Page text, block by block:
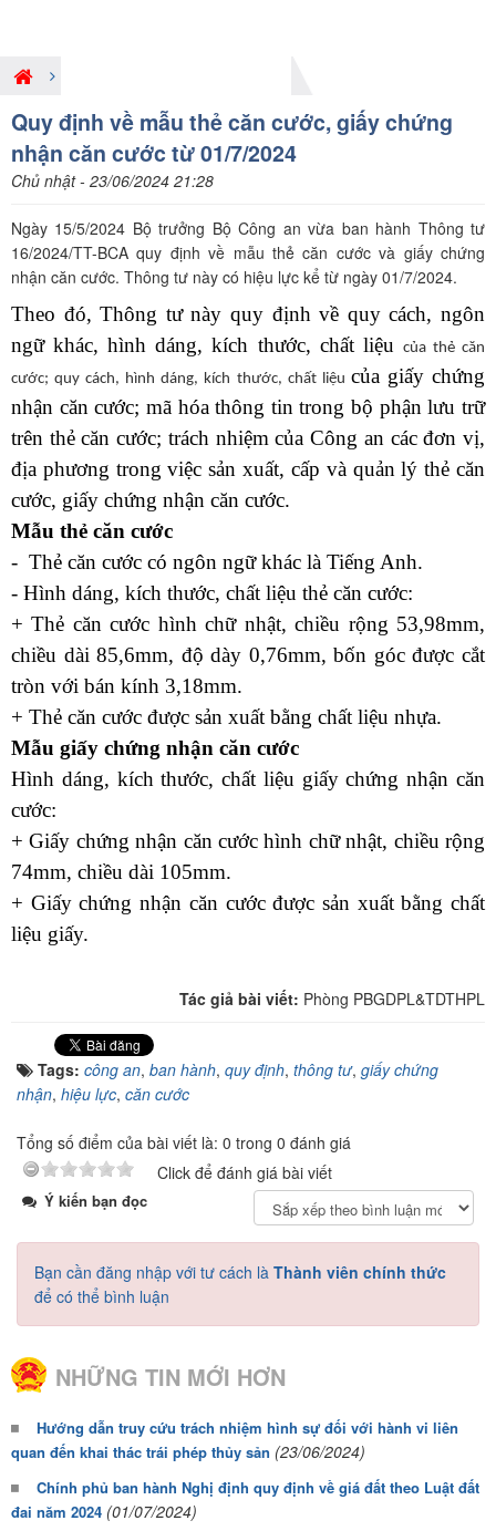
Giới thiệu nội dung pháp luật mới
Quy định về mẫu thẻ căn cước, giấy chứng
nhận căn cước từ 01/7/2024
Chủ nhật - 23/06/2024 21:28
Ngày 15/5/2024 Bộ trưởng Bộ Công an vừa ban hành Thông tư
16/2024/TT-BCA quy định về mẫu thẻ căn cước và giấy chứng
nhận căn cước. Thông tư này có hiệu lực kể từ ngày 01/7/2024.
Theo đó,Thông tư này quy định về quy cách, ngôn
ngữ khác, hình dáng, kích thước, chất liệu
của thẻ căn
cước;quy cách, hình dáng, kích thước, chất liệu của giấy chứng
nhận căn cước; mã hóa thông tin trong bộ phận lưu trữ
trên thẻ căncước; trách nhiệm của Công an các đơn vị,
địa phương trong việc sản xuất, cấp và quản lý thẻ căn
cước, giấy chứng nhận căn cước.
Mẫu thẻ căn cước
- Thẻ căn cước có ngôn ngữ khác là Tiếng Anh.
- Hình dáng, kích thước, chất liệu thẻ căn cước:
+Thẻ căn cước hình chữ nhật, chiều rộng 53,98mm,
chiều dài 85,6mm, độ dày 0,76mm, bốn góc được cắt
tròn với bán kính 3,18mm.
+ Thẻ căn cước được sản xuất bằng chất liệu nhựa.
Mẫu giấy chứng nhận căn cước
Hình dáng, kích thước, chất liệu giấy chứng nhận căn
cước:
+Giấy chứng nhận căn cước hình chữ nhật, chiều rộng
74mm, chiều dài 105mm.
+ Giấy chứng nhận căn cước được sản xuất bằng chất
liệu giấy.
Tác giả bài viết: Phòng PBGDPL&TDTHPL
Tags: công an, ban hành, quy định, thông tư, giấy chứng
nhận, hiệu lực, căn cước
Tổng số điểm của bài viết là: 0 trong 0 đánh giá
Click để đánh giá bài viết
Ý kiến bạn đọc
Bạn cần đăng nhập với tư cách là Thành viên chính thức
để có thể bình luận
NHỮNG TIN MỚI HƠN
Hướng dẫn truy cứu trách nhiệm hình sự đối với hành vi liên
quan đến khai thác trái phép thủy sản (23/06/2024)
Chính phủ ban hành Nghị định quy định về giá đất theo Luật đất
đai năm 2024 (01/07/2024)